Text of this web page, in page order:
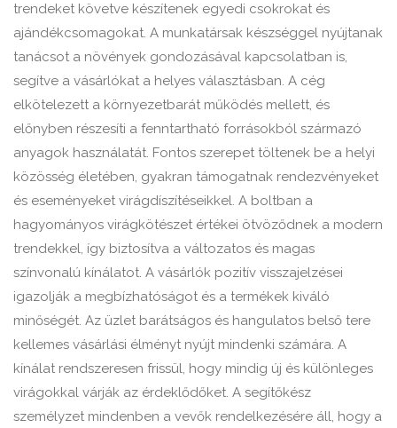
trendeket követve készítenek egyedi csokrokat és
ajándékcsomagokat. A munkatársak készséggel nyújtanak
tanácsot a növények gondozásával kapcsolatban is,
segítve a vásárlókat a helyes választásban. A cég
elkötelezett a környezetbarát működés mellett, és
előnyben részesíti a fenntartható forrásokból származó
anyagok használatát. Fontos szerepet töltenek be a helyi
közösség életében, gyakran támogatnak rendezvényeket
és eseményeket virágdíszítéseikkel. A boltban a
hagyományos virágkötészet értékei ötvöződnek a modern
trendekkel, így biztosítva a változatos és magas
színvonalú kínálatot. A vásárlók pozitív visszajelzései
igazolják a megbízhatóságot és a termékek kiváló
minőségét. Az üzlet barátságos és hangulatos belső tere
kellemes vásárlási élményt nyújt mindenki számára. A
kínálat rendszeresen frissül, hogy mindig új és különleges
virágokkal várják az érdeklődőket. A segítőkész
személyzet mindenben a vevők rendelkezésére áll, hogy a